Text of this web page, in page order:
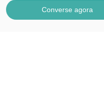
Converse agora